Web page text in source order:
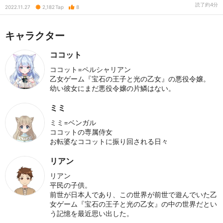
2022.11.27 2,182Tap 8 読了約4分
キャラクター
ココット
ココット=ペルシャリアン
乙女ゲーム『宝石の王子と光の乙女』の悪役令嬢。
幼い彼女にまだ悪役令嬢の片鱗はない。
ミミ
ミミ=ベンガル
ココットの専属侍女
お転婆なココットに振り回される日々
リアン
リアン
平民の子供。
前世が日本人であり、この世界が前世で遊んでいた乙
女ゲーム『宝石の王子と光の乙女』の中の世界だとい
う記憶を最近思い出した。